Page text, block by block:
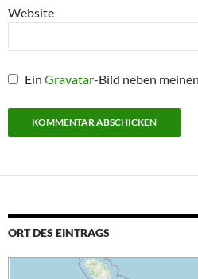
Website
EinGravatar-Bild neben
ORT DES EINTRAGS